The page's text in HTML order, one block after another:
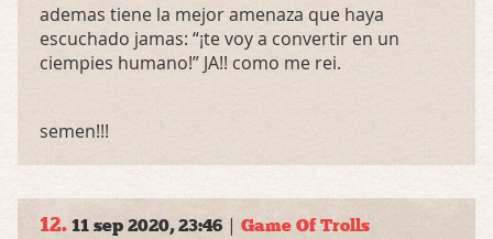
ademas tiene la mejor amenaza que haya
escuchado jamas: “¡te voy a convertir en un
ciempies humano!” JA!! como me rei.
semen!!!
12. 11 sep 2020, 23:46 | Game Of Trolls